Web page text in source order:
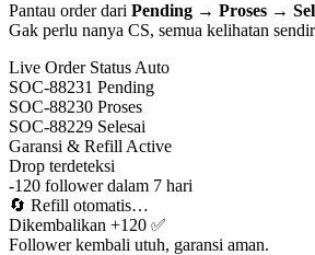
Pantau order dari Pending → Proses →
Gak perlu nanya CS, semua kelihatan
Live Order Status Auto
SOC-88231 Pending
SOC-88230 Proses
SOC-88229 Selesai
Garansi & Refill Active
Drop terdeteksi
-120 follower dalam 7 hari
🔄 Refill otomatis…
Dikembalikan +120 ✅
Follower kembali utuh, garansi aman.